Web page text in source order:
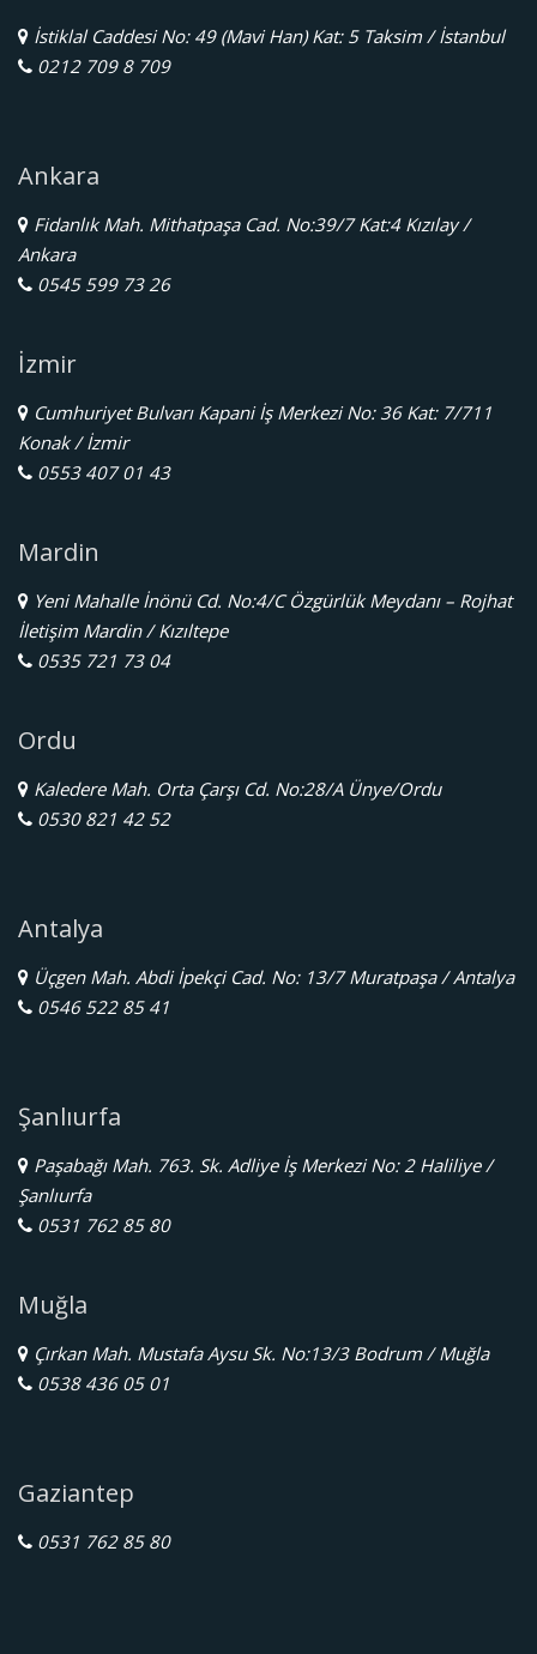
İstiklal Caddesi No: 49 (Mavi Han) Kat: 5 Taksim / İstanbul
0212 709 8 709
Ankara
Fidanlık Mah. Mithatpaşa Cad. No:39/7 Kat:4 Kızılay /
Ankara
0545 599 73 26
İzmir
Cumhuriyet Bulvarı Kapani İş Merkezi No: 36 Kat: 7/711
Konak / İzmir
0553 407 01 43
Mardin
Yeni Mahalle İnönü Cd. No:4/C Özgürlük Meydanı – Rojhat
İletişim Mardin / Kızıltepe
0535 721 73 04
Ordu
Kaledere Mah. Orta Çarşı Cd. No:28/A Ünye/Ordu
0530 821 42 52
Antalya
Üçgen Mah. Abdi İpekçi Cad. No: 13/7 Muratpaşa / Antalya
0546 522 85 41
Şanlıurfa
Paşabağı Mah. 763. Sk. Adliye İş Merkezi No: 2 Haliliye /
Şanlıurfa
0531 762 85 80
Muğla
Çırkan Mah. Mustafa Aysu Sk. No:13/3 Bodrum / Muğla
0538 436 05 01
Gaziantep
0531 762 85 80